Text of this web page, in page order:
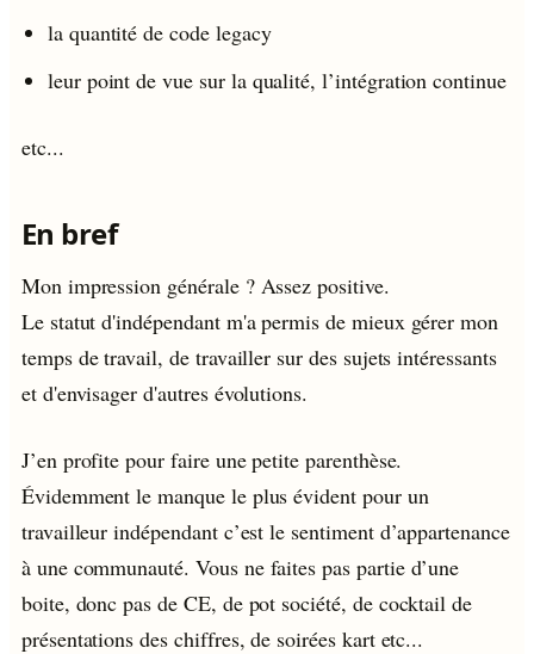
la quantité de code legacy
leur point de vue sur la qualité, l’intégration continue
etc...
En bref
Mon impression générale ? Assez positive.
Le statut d'indépendant m'a permis de mieux gérer mon
temps de travail, de travailler sur des sujets intéressants
et d'envisager d'autres évolutions.
J’en profite pour faire une petite parenthèse.
Évidemment le manque le plus évident pour un
travailleur indépendant c’est le sentiment d’appartenance
à une communauté. Vous ne faites pas partie d’une
boite, donc pas de CE, de pot société, de cocktail de
présentations des chiffres, de soirées kart etc...